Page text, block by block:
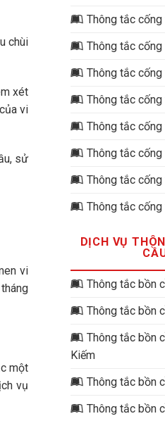
chùi
xét
vi
sử
vi
một
vụ
Thông tắc
Thông tắc
Thông tắc
Thông tắc cống
Thông tắc
Thông tắc
Thông tắc
Thông tắc cống
DỊCH VỤ
Thông tắc bồn
Thông tắc bồn
Thông tắc bồn
Kiếm
Thông tắc bồn
Thông tắc bồn